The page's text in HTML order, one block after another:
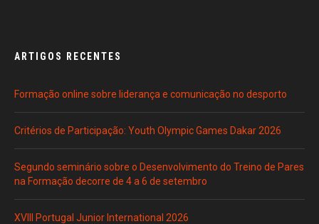
ARTIGOS RECENTES
Formação online sobre liderança e comunicação no desporto
Critérios de Participação: Youth Olympic Games Dakar 2026
Segundo seminário sobre o Desenvolvimento do Treino de Pares
na Formação decorre de 4 a 6 de setembro
XVIII Portugal Junior International 2026